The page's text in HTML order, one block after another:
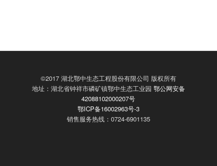
©2017 湖北鄂中生态工程股份有限公司 版权所有
地址：湖北省钟祥市磷矿镇鄂中生态工业园 鄂公网安备
42088102000207号
鄂ICP备16002963号-3
销售服务热线：0724-6901135